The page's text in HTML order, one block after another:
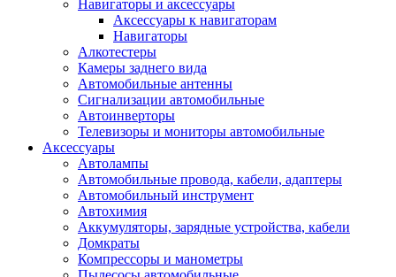
Девелоперы
Дозирущие лезвия
Другие зип
Кабели
Крышки
Лампы
Лотки, кассеты
Моторы/двигатели/редукторы
Платы форматирования
Ракели
Ролики/наборы роликов/насадки
Сервисные наборы
Смазки
Навигаторы и аксессуары
Аксессуары к навигаторам
Навигаторы
Алкотестеры
Камеры заднего вида
Автомобильные антенны
Сигнализации автомобильные
Автоинверторы
Телевизоры и мониторы автомобильные
Аксессуары
Автолампы
Автомобильные провода, кабели, адаптеры
Автомобильный инструмент
Автохимия
Аккумуляторы, зарядные устройства, кабели
Домкраты
Компрессоры и манометры